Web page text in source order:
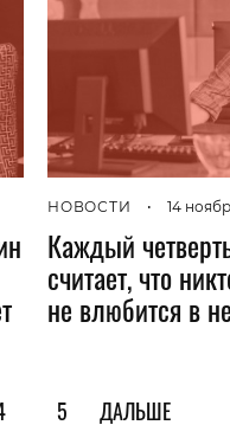
НОВОСТИ • 14
Каждый
считает, что
не влюбится в
5 ДАЛЬШЕ